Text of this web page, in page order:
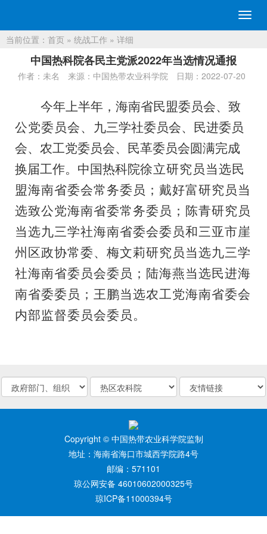
切
换
当前位置： 首页 » 统战工作 » 详细
中国热科院各民主党派2022年当选情况通报
作者：未名 来源：中国热带农业科学院 日期：2022-07-20
今年上半年，海南省民盟委员会、 致
公党委员会、 九三学社委员会、民进委员
会、农工党委员会、民革委员会圆满完成
换届工作。中国热科院徐立研究员当选民
盟海南省委会常务委员；戴好富研究员当
选致公党海南省委常务委员；陈青研究员
当选九三学社海南省委会委员和三亚市崖
州区政协常委、梅文莉研究员当选九三学
社海南省委员会委员；陆海燕当选民进海
南省委委员；王鹏当选农工党海南省委会
内部监督委员会委员。
Copyright © 中国热带农业科学院监制
地址：海南省海口市城西学院路4号
邮编：571101
琼公网安备 46010602000325号
琼ICP备11000394号